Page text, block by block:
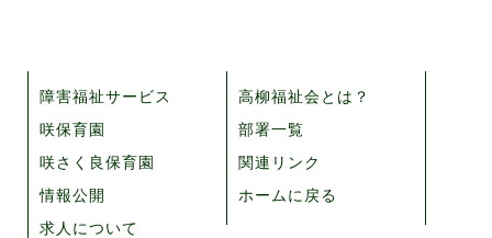
障害福祉サービス
咲保育園
咲さく良保育園
情報公開
求人について
高柳福祉会とは？
部署一覧
関連リンク
ホームに戻る